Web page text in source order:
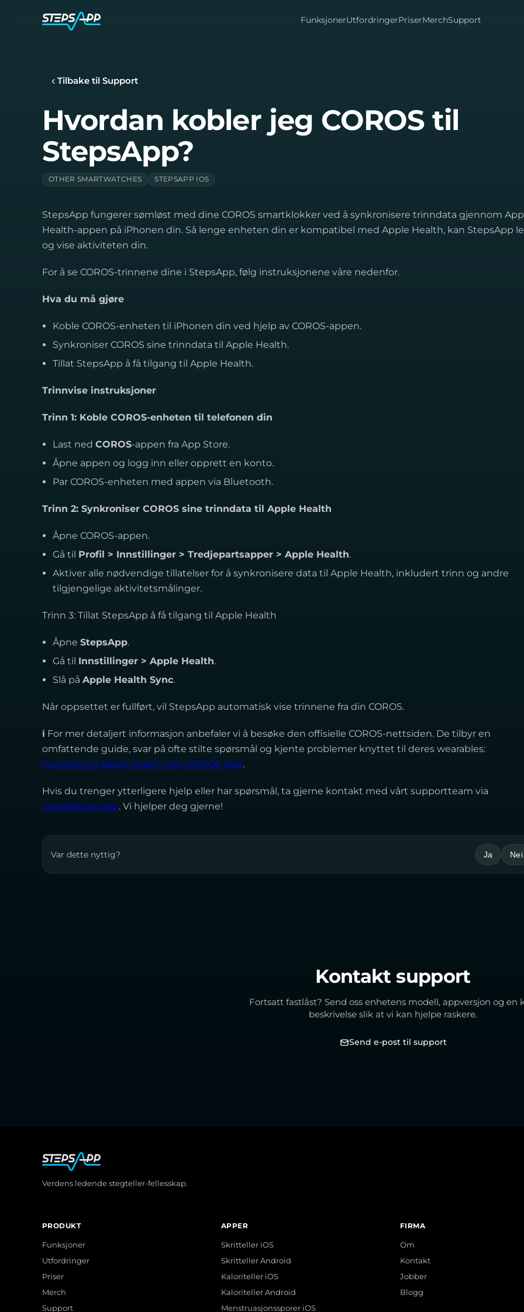
FunksjonerUtfordringerPriserMerchSupport
Tilbake til Support
Hvordan kobler jeg COROS til
StepsApp?
OTHER SMARTWATCHES STEPSAPP IOS
StepsApp fungerer sømløst med dine COROS smartklokker ved å synkronisere trinndata gjennom
Health-appen på iPhonen din. Så lenge enheten din er kompatibel med Apple Health, kan StepsApp
og vise aktiviteten din.
For å se COROS-trinnene dine i StepsApp, følg instruksjonene våre nedenfor.
Hva du må gjøre
Koble COROS-enheten til iPhonen din ved hjelp av COROS-appen.
Synkroniser COROS sine trinndata til Apple Health.
Tillat StepsApp å få tilgang til Apple Health.
Trinnvise instruksjoner
Trinn 1: Koble COROS-enheten til telefonen din
Last ned COROS-appen fra App Store.
Åpne appen og logg inn eller opprett en konto.
Par COROS-enheten med appen via Bluetooth.
Trinn 2: Synkroniser COROS sine trinndata til Apple Health
Åpne COROS-appen.
Gå til Profil > Innstillinger > Tredjepartsapper > Apple Health.
Aktiver alle nødvendige tillatelser for å synkronisere data til Apple Health, inkludert trinn og andre
tilgjengelige aktivitetsmålinger.
Trinn 3: Tillat StepsApp å få tilgang til Apple Health
Åpne StepsApp.
Gå til Innstillinger > Apple Health.
Slå på Apple Health Sync.
Når oppsettet er fullført, vil StepsApp automatisk vise trinnene fra din COROS.
ℹ For mer detaljert informasjon anbefaler vi å besøke den offisielle COROS-nettsiden. De tilbyr en
omfattende guide, svar på ofte stilte spørsmål og kjente problemer knyttet til deres wearables:
Connecting Apple Health with COROS App.
Hvis du trenger ytterligere hjelp eller har spørsmål, ta gjerne kontakt med vårt supportteam via
help@steps.app. Vi hjelper deg gjerne!
Var dette nyttig? Ja Nei
Kontakt support
Fortsatt fastlåst? Send oss enhetens modell, appversjon og en
beskrivelse slik at vi kan hjelpe raskere.
Send e-post til support
Verdens ledende stegteller-fellesskap.
PRODUKT
Funksjoner
Utfordringer
Priser
Merch
Support
APPER
Skritteller iOS
Skritteller Android
Kaloriteller iOS
Kaloriteller Android
Menstruasjonssporer iOS
FIRMA
Om
Kontakt
Jobber
Blogg